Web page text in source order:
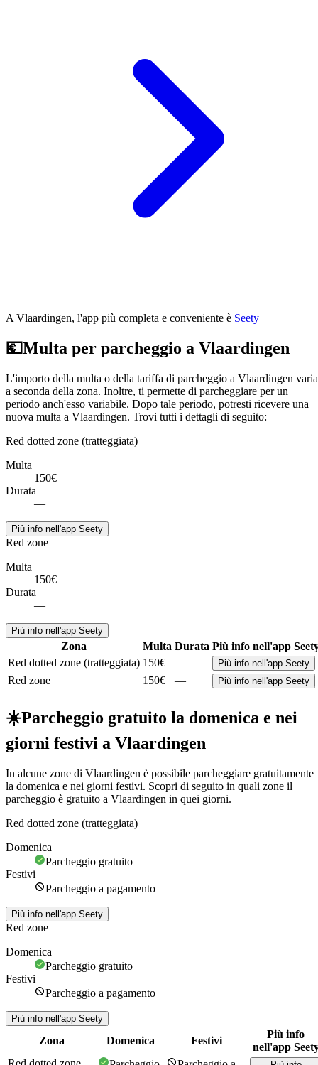
A Vlaardingen, l'app più completa e conveniente è Seety
💶Multa per parcheggio a Vlaardingen
L'importo della multa o della tariffa di parcheggio a Vlaardingen varia
a seconda della zona. Inoltre, ti permette di parcheggiare per un
periodo anch'esso variabile. Dopo tale periodo, potresti ricevere una
nuova multa a Vlaardingen. Trovi tutti i dettagli di seguito:
Red dotted zone (tratteggiata)
Multa
150€
Durata
—
Più info nell'app Seety
Red zone
Multa
150€
Durata
—
Più info nell'app Seety
Zona Multa Durata Più info nell'app
Red dotted zone (tratteggiata) 150€ — Più info nell'app Seety
Red zone 150€ — Più info nell'app Seety
☀️Parcheggio gratuito la domenica e nei
giorni festivi a Vlaardingen
In alcune zone di Vlaardingen è possibile parcheggiare gratuitamente
la domenica e nei giorni festivi. Scopri di seguito in quali zone il
parcheggio è gratuito a Vlaardingen in quei giorni.
Red dotted zone (tratteggiata)
Domenica
Parcheggio gratuito
Festivi
Parcheggio a pagamento
Più info nell'app Seety
Red zone
Domenica
Parcheggio gratuito
Festivi
Parcheggio a pagamento
Più info nell'app Seety
Zona Domenica Festivi
Più info
nell'app